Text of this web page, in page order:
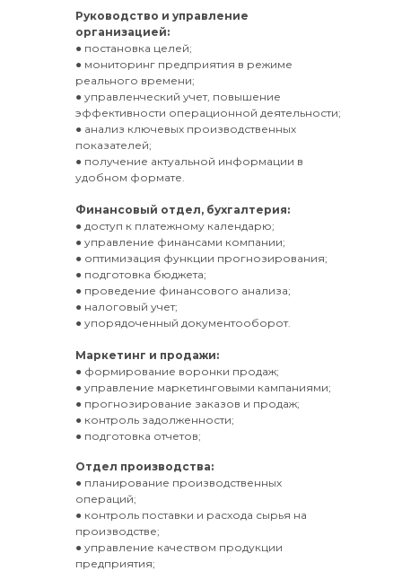
Руководство и управление
организацией:
● постановка целей;
● мониторинг предприятия в режиме
реального времени;
● управленческий учет, повышение
эффективности операционной деятельности;
● анализ ключевых производственных
показателей;
● получение актуальной информации в
удобном формате.
Финансовый отдел, бухгалтерия:
● доступ к платежному календарю;
● управление финансами компании;
● оптимизация функции прогнозирования;
● подготовка бюджета;
● проведение финансового анализа;
● налоговый учет;
● упорядоченный документооборот.
Маркетинг и продажи:
● формирование воронки продаж;
● управление маркетинговыми кампаниями;
● прогнозирование заказов и продаж;
● контроль задолженности;
● подготовка отчетов;
Отдел производства:
● планирование производственных
операций;
● контроль поставки и расхода сырья на
производстве;
● управление качеством продукции
предприятия;